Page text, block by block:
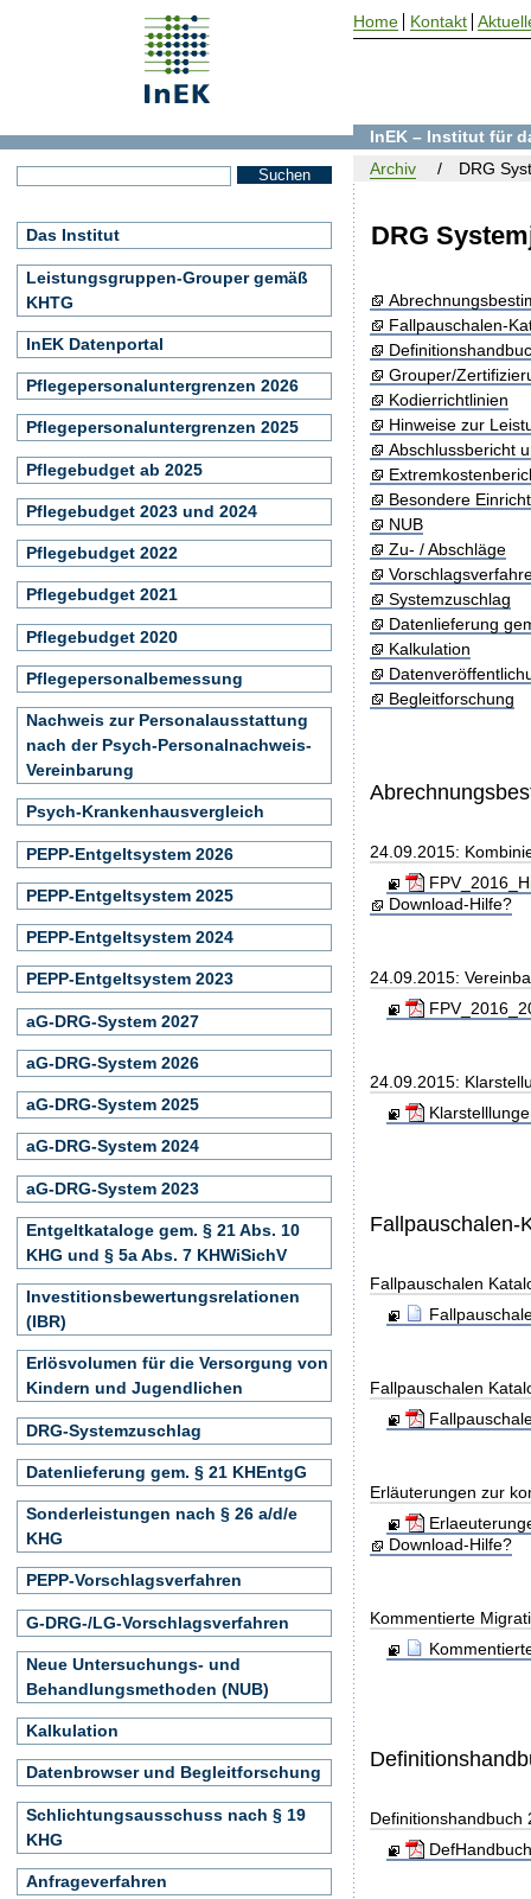
DRG
Fallpauschalen-
Grouper/
Kodierrichtlinien
Hinweise zur
Abschlussbericht
Besondere
NUB
Zu- / Abschläge
Systemzuschlag
Datenlieferung
Kalkulation
Begleitforschung
24.09.2015:
Download-Hilfe?
24.09.2015:
24.09.2015:
Fallpauschalen-
Fallpauschalen
Fallpauschalen
Erläuterungen zur
Download-Hilfe?
Kommentierte
Definitionshandbuch
InEK – Institut für
Archiv
DRG
Das Institut
Leistungsgruppen-Grouper gemäß
KHTG
InEK Datenportal
Pflegepersonaluntergrenzen 2026
Pflegepersonaluntergrenzen 2025
Pflegebudget ab 2025
Pflegebudget 2023 und 2024
Pflegebudget 2022
Pflegebudget 2021
Pflegebudget 2020
Pflegepersonalbemessung
Nachweis zur Personalausstattung
nach der Psych-Personalnachweis-
Vereinbarung
Psych-Krankenhausvergleich
PEPP-Entgeltsystem 2026
PEPP-Entgeltsystem 2025
PEPP-Entgeltsystem 2024
PEPP-Entgeltsystem 2023
aG-DRG-System 2027
aG-DRG-System 2026
aG-DRG-System 2025
aG-DRG-System 2024
aG-DRG-System 2023
Entgeltkataloge gem. § 21 Abs. 10
KHG und § 5a Abs. 7 KHWiSichV
Investitionsbewertungsrelationen
(IBR)
Erlösvolumen für die Versorgung von
Kindern und Jugendlichen
DRG-Systemzuschlag
Datenlieferung gem. § 21 KHEntgG
Sonderleistungen nach § 26 a/d/e
KHG
PEPP-Vorschlagsverfahren
G-DRG-/LG-Vorschlagsverfahren
Neue Untersuchungs- und
Behandlungsmethoden (NUB)
Kalkulation
Datenbrowser und Begleitforschung
Schlichtungsausschuss nach § 19
KHG
Anfrageverfahren
Home Kontakt